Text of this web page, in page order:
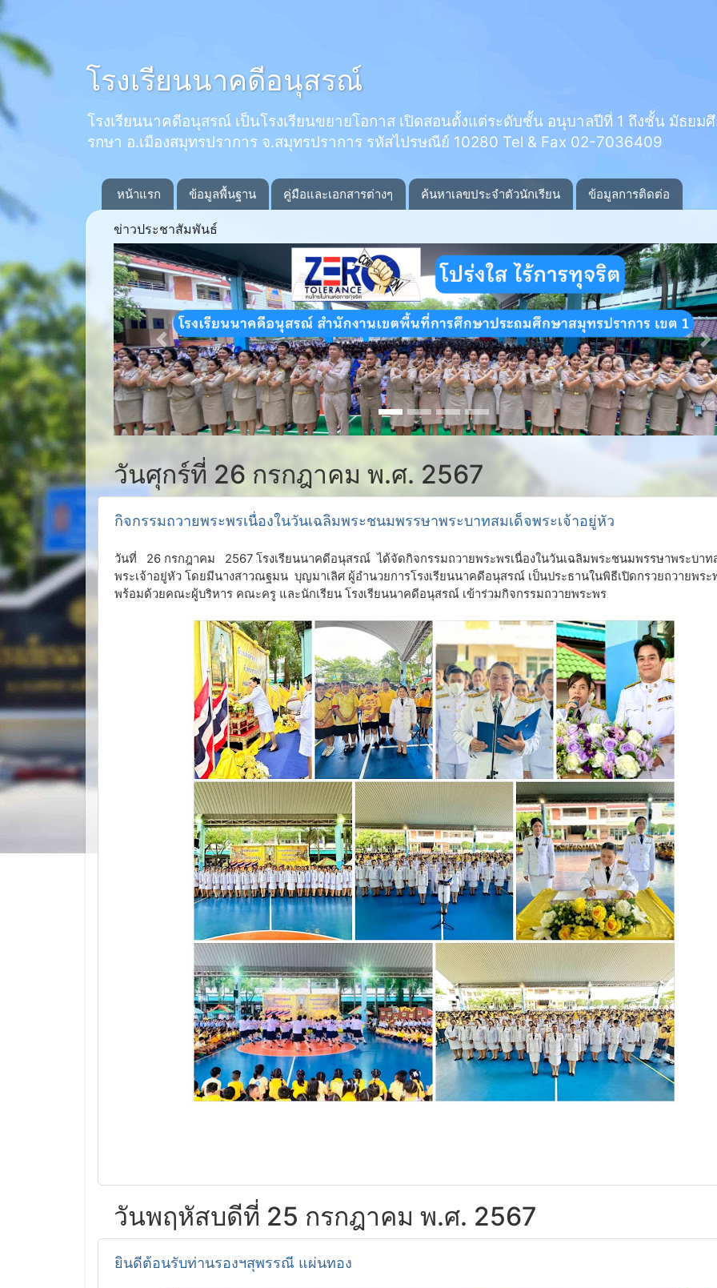
โรงเรียนนาคดีอนุสรณ์
โรงเรียนนาคดีอนุสรณ์ เป็นโรงเรียนขยายโอกาส เปิดสอนตั้งแต่ระดับชั้น อนุบาลปีที่ 1 ถึงชั้น มัธยม
รกษา อ.เมืองสมุทรปราการ จ.สมุทรปราการ รหัสไปรษณีย์ 10280 Tel & Fax 02-7036409
หน้าแรก ข้อมูลพื้นฐาน คู่มือและเอกสารต่างๆ ค้นหาเลขประจำตัวนักเรียน ข้อมูลการติดต่อ
ข่าวประชาสัมพันธ์
Previous
วันศุกร์ที่ 26 กรกฎาคม พ.ศ. 2567
กิจกรรมถวายพระพรเนื่องในวันเฉลิมพระชนมพรรษาพระบาทสมเด็จพระเจ้าอยู่หัว
วันที่ 26 กรกฎาคม 2567 โรงเรียนนาคดีอนุสรณ์ ได้จัดกิจกรรมถวายพระพรเนื่องในวันเฉลิมพระชนมพรรษาพระบาท
พระเจ้าอยู่หัว โดยมีนางสาวณฐมน บุญมาเลิศ ผู้อำนวยการโรงเรียนนาคดีอนุสรณ์ เป็นประธานในพิธีเปิดกรวยถวายพระ
พร้อมด้วยคณะผู้บริหาร คณะครู และนักเรียน โรงเรียนนาคดีอนุสรณ์ เข้าร่วมกิจกรรมถวายพระพร
วันพฤหัสบดีที่ 25 กรกฎาคม พ.ศ. 2567
ยินดีต้อนรับท่านรองฯสุพรรณี แผ่นทอง